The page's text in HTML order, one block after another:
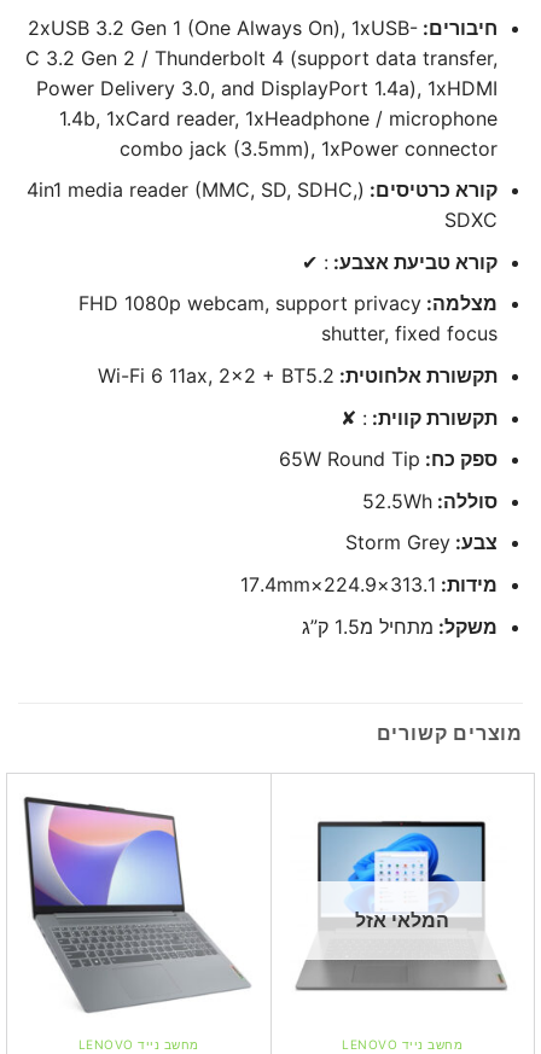
חיבורים: 2xUSB 3.2 Gen 1 (One Always On), 1xUSB-
C 3.2 Gen 2 / Thunderbolt 4 (support data transfer,
Power Delivery 3.0, and DisplayPort 1.4a), 1xHDMI
1.4b, 1xCard reader, 1xHeadphone / microphone
combo jack (3.5mm), 1xPower connector
קורא כרטיסים: (4in1 media reader (MMC, SD, SDHC,
SDXC
קורא טביעת אצבע: : ✔
מצלמה: FHD 1080p webcam, support privacy
shutter, fixed focus
תקשורת אלחוטית: Wi-Fi 6 11ax, 2×2 + BT5.2
תקשורת קווית: : ✘
ספק כח: 65W Round Tip
סוללה: 52.5Wh
צבע: Storm Grey
מידות: 313.1×224.9×17.4mm
משקל: מתחיל מ1.5 ק”ג
מוצרים קשורים
המלאי אזל
מחשב נייד LENOVO מחשב נייד LENOVO